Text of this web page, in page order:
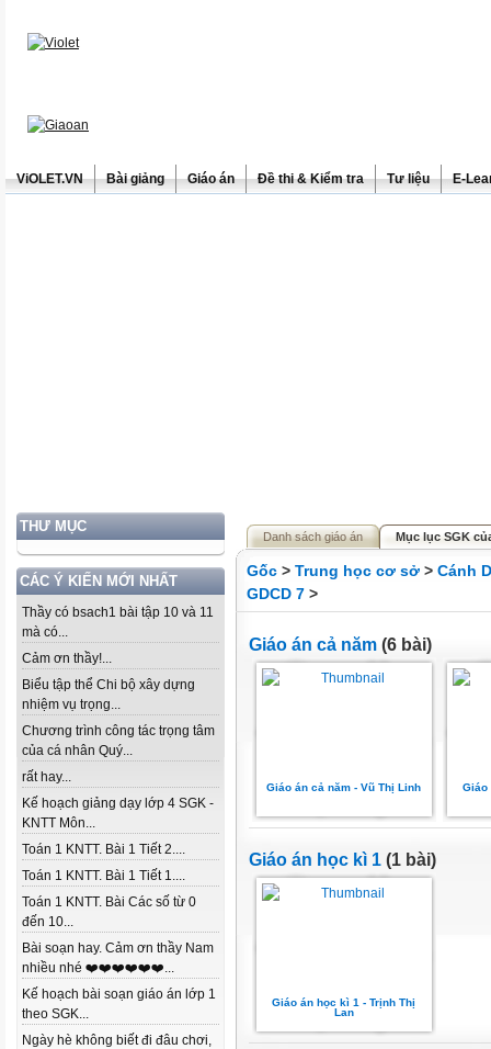
ViOLET.VN Bài giảng Giáo án Đề thi & Kiểm tra Tư liệu E-
THƯ MỤC
CÁC Ý KIẾN MỚI NHẤT
Thầy có bsach1 bài tập 10 và 11
mà có...
Cảm ơn thầy!...
Biểu tập thể Chi bộ xây dựng
nhiệm vụ trọng...
Chương trình công tác trọng tâm
của cá nhân Quý...
rất hay...
Kế hoạch giảng dạy lớp 4 SGK -
KNTT Môn...
Toán 1 KNTT. Bài 1 Tiết 2....
Toán 1 KNTT. Bài 1 Tiết 1....
Toán 1 KNTT. Bài Các số từ 0
đến 10...
Bài soạn hay. Cảm ơn thầy Nam
nhiều nhé ❤️❤️❤️❤️❤️❤️...
Kế hoạch bài soạn giáo án lớp 1
theo SGK...
Ngày hè không biết đi đâu chơi,
Danh sách giáo án Mục lục SGK
Gốc > Trung học cơ sở > Cánh
GDCD 7 >
Giáo án cả năm (6 bài)
Giáo án cả năm - Vũ Thị Linh Giáo
Giáo án học kì 1 (1 bài)
Giáo án học kì 1 - Trịnh Thị
Lan